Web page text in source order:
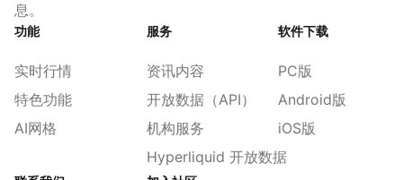
息。
功能
实时行情
特色功能
AI网格
服务
资讯内容
开放数据（API）
机构服务
Hyperliquid 开放数据
软件下载
PC版
Android版
iOS版